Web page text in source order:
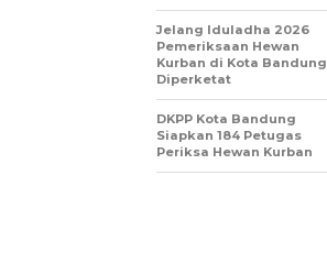
Jelang Iduladha 2026
Pemeriksaan Hewan
Kurban di Kota Bandung
Diperketat
DKPP Kota Bandung
Siapkan 184 Petugas
Periksa Hewan Kurban